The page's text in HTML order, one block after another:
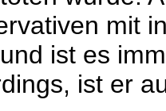
mit
ist es
ist er